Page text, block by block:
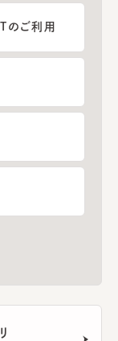
のご利用